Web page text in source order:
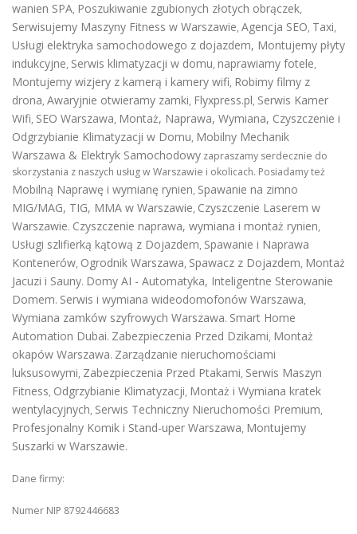
wanien SPA, Poszukiwanie zgubionych złotych obrączek,
Serwisujemy Maszyny Fitness w Warszawie, Agencja SEO, Taxi,
Usługi elektryka samochodowego z dojazdem, Montujemy płyty
indukcyjne, Serwis klimatyzacji w domu, naprawiamy fotele,
Montujemy wizjery z kamerą i kamery wifi, Robimy filmy z
drona, Awaryjnie otwieramy zamki, Flyxpress.pl, Serwis Kamer
Wifi, SEO Warszawa, Montaż, Naprawa, Wymiana, Czyszczenie i
Odgrzybianie Klimatyzacji w Domu, Mobilny Mechanik
Warszawa & Elektryk Samochodowy zapraszamy serdecznie do
skorzystania z naszych usług w Warszawie i okolicach. Posiadamy też
Mobilną Naprawę i wymianę rynien, Spawanie na zimno
MIG/MAG, TIG, MMA w Warszawie, Czyszczenie Laserem w
Warszawie. Czyszczenie naprawa, wymiana i montaż rynien,
Usługi szlifierką kątową z Dojazdem, Spawanie i Naprawa
Kontenerów, Ogrodnik Warszawa, Spawacz z Dojazdem, Montaż
Jacuzi i Sauny. Domy AI - Automatyka, Inteligentne Sterowanie
Domem. Serwis i wymiana wideodomofonów Warszawa,
Wymiana zamków szyfrowych Warszawa. Smart Home
Automation Dubai. Zabezpieczenia Przed Dzikami, Montaż
okapów Warszawa. Zarządzanie nieruchomościami
luksusowymi, Zabezpieczenia Przed Ptakami, Serwis Maszyn
Fitness, Odgrzybianie Klimatyzacji, Montaż i Wymiana kratek
wentylacyjnych, Serwis Techniczny Nieruchomości Premium,
Profesjonalny Komik i Stand-uper Warszawa, Montujemy
Suszarki w Warszawie.
Dane firmy:
Numer NIP 8792446683